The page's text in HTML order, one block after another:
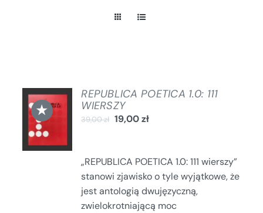
★
DODAJ
DO
KOSZYKA
/
SZCZEGÓŁY
REPUBLICA POETICA 1.0: 111
WIERSZY
39,00zł 19,00zł
„REPUBLICA POETICA 1.0: 111 wierszy”
stanowi zjawisko o tyle wyjątkowe, że
jest antologią dwujęzyczną,
zwielokrotniającą moc